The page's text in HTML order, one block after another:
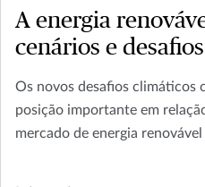
A energia
cenários e desafios
Os novos desafios climáticos
posição importante em
mercado de energia renovável